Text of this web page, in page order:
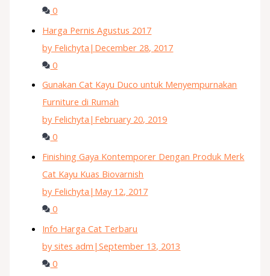
0
Harga Pernis Agustus 2017
by Felichyta | December 28, 2017
0
Gunakan Cat Kayu Duco untuk Menyempurnakan
Furniture di Rumah
by Felichyta | February 20, 2019
0
Finishing Gaya Kontemporer Dengan Produk Merk
Cat Kayu Kuas Biovarnish
by Felichyta | May 12, 2017
0
Info Harga Cat Terbaru
by sites adm |September 13, 2013
0